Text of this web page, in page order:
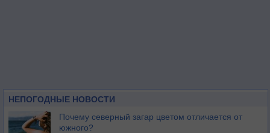
НЕПОГОДНЫЕ НОВОСТИ
Почему северный загар цветом отличается от
южного?